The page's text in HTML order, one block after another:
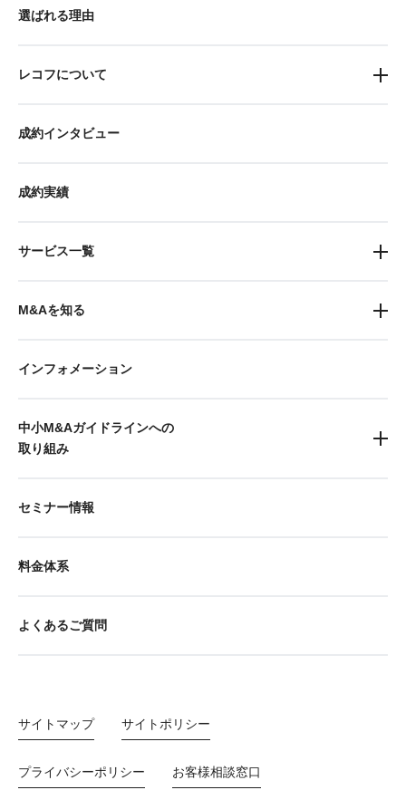
選ばれる理由
レコフについて
成約インタビュー
成約実績
サービス一覧
M&Aを知る
インフォメーション
中小M&Aガイドラインへの
取り組み
セミナー情報
料金体系
よくあるご質問
サイトマップ サイトポリシー
プライバシーポリシー お客様相談窓口